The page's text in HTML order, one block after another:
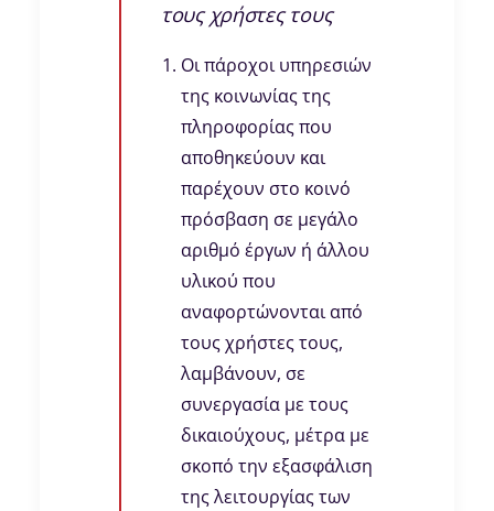
τους χρήστες τους
Οι πάροχοι υπηρεσιών
της κοινωνίας της
πληροφορίας που
αποθηκεύουν και
παρέχουν στο κοινό
πρόσβαση σε μεγάλο
αριθμό έργων ή άλλου
υλικού που
αναφορτώνονται από
τους χρήστες τους,
λαμβάνουν, σε
συνεργασία με τους
δικαιούχους, μέτρα με
σκοπό την εξασφάλιση
της λειτουργίας των